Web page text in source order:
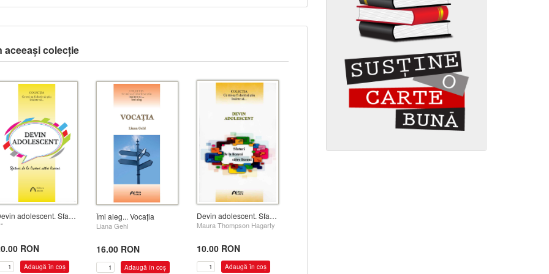
aceeași colecție
Devin adolescent. Sfaturi de la liceeni către liceeni (Ediție revizuită)
RON
Îmi aleg... Vocația
Liana Gehl
16.00 RON
Devin adolescent. Sfaturi de la liceeni către liceeni - Stoc epuizat!
Maura Thompson Hagarty
10.00 RON